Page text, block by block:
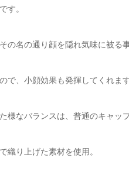
す。
の名の通り顔を隠れ気味に被る
で、小顔効果も発揮してくれま
様なバランスは、普通のキャッ
織り上げた素材を使用。